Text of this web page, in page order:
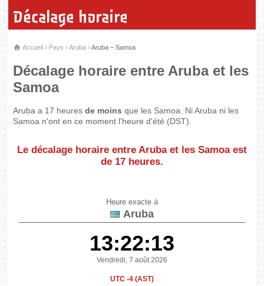
Décalage horaire
Accueil › Pays ›Aruba ›Aruba – Samoa
Décalage horaire entre Aruba et les
Samoa
Aruba a 17 heuresde moins que les Samoa. Ni Aruba ni les
Samoa n'ont en ce moment l'heure d'été (DST).
Le décalage horaire entre Aruba et les Samoa est
de 17 heures.
Heure exacte à
Aruba
13:22:13
Vendredi, 7 août 2026
UTC -4 (AST)